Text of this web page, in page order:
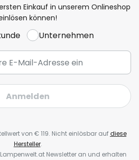
Einkauf in unserem Onlineshop
können!
Unternehmen
Anmelden
von € 119. Nicht einlösbar aufdiese
Hersteller.
Newsletter an und erhalten